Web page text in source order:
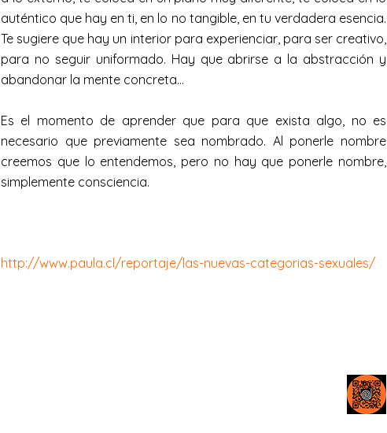
auténtico que hay en ti, en lo no tangible, en tu verdadera esencia.
Te sugiere que hay un interior para experienciar, para ser creativo,
para no seguir uniformado. Hay que abrirse a la abstracción y
abandonar la mente concreta…
Es el momento de aprender que para que exista algo, no es
necesario que previamente sea nombrado. Al ponerle nombre
creemos que lo entendemos, pero no hay que ponerle nombre,
simplemente consciencia.
http://www.paula.cl/reportaje/las-nuevas-categorias-sexuales/